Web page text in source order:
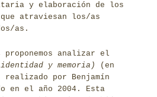
y elaboración de los
atraviesan los/as
as.
analizar el
y memoria)
(en
realizado por Benjamín
en el año 2004. Esta